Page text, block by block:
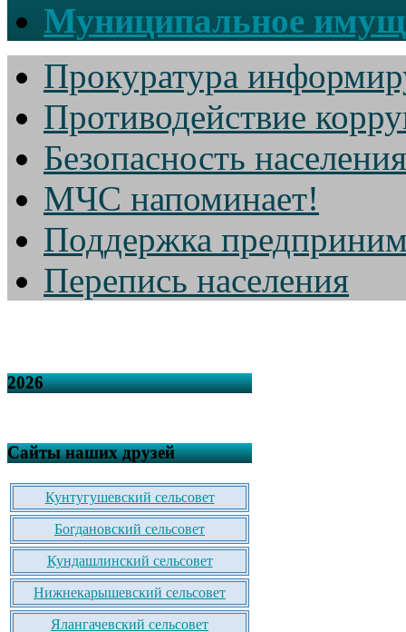
Муниципальное
Прокуратура
Противодействие
Безопасность населения
МЧС напоминает!
Поддержка
Перепись населения
2026
Сайты наших друзей
Кунтугушевский сельсовет
Богдановский сельсовет
Кундашлинский сельсовет
Нижнекарышевский сельсовет
Ялангачевский сельсовет